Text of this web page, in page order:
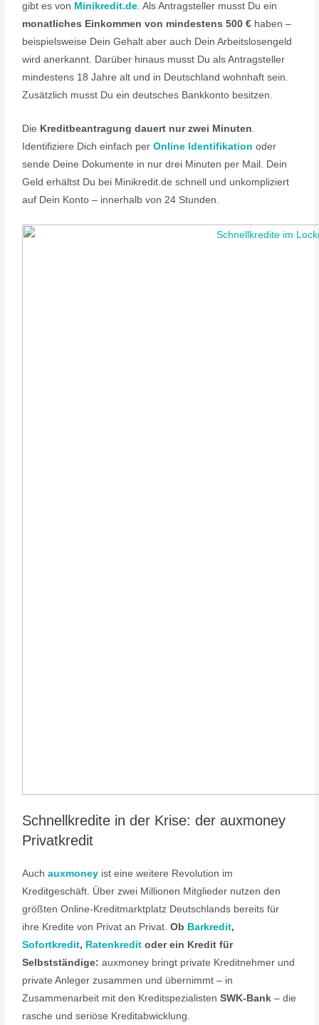
gibt es von Minikredit.de. Als Antragsteller musst Du ein
monatliches Einkommen von mindestens 500 € haben –
beispielsweise Dein Gehalt aber auch Dein Arbeitslosengeld
wird anerkannt. Darüber hinaus musst Du als Antragsteller
mindestens 18 Jahre alt und in Deutschland wohnhaft sein.
Zusätzlich musst Du ein deutsches Bankkonto besitzen.
Die Kreditbeantragung dauert nur zwei Minuten.
Identifiziere Dich einfach perOnline Identifikation oder
sende Deine Dokumente in nur drei Minuten per Mail. Dein
Geld erhältst Du bei Minikredit.de schnell und unkompliziert
auf Dein Konto – innerhalb von 24 Stunden.
Schnellkredite in der Krise: der auxmoney
Privatkredit
Auchauxmoney ist eine weitere Revolution im
Kreditgeschäft. Über zwei Millionen Mitglieder nutzen den
größten Online-Kreditmarktplatz Deutschlands bereits für
ihre Kredite von Privat an Privat.Ob Barkredit,
Sofortkredit, Ratenkredit oder ein Kredit für
Selbstständige: auxmoney bringt private Kreditnehmer und
private Anleger zusammen und übernimmt – in
Zusammenarbeit mit den KreditspezialistenSWK-Bank – die
rasche und seriöse Kreditabwicklung.